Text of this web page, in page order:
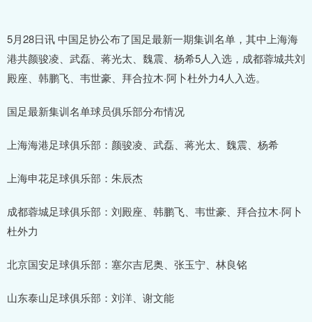
5月28日讯 中国足协公布了国足最新一期集训名单，其中上海海
港共颜骏凌、武磊、蒋光太、魏震、杨希5人入选，成都蓉城共刘
殿座、韩鹏飞、韦世豪、拜合拉木·阿卜杜外力4人入选。
国足最新集训名单球员俱乐部分布情况
上海海港足球俱乐部：颜骏凌、武磊、蒋光太、魏震、杨希
上海申花足球俱乐部：朱辰杰
成都蓉城足球俱乐部：刘殿座、韩鹏飞、韦世豪、拜合拉木·阿卜
杜外力
北京国安足球俱乐部：塞尔吉尼奥、张玉宁、林良铭
山东泰山足球俱乐部：刘洋、谢文能